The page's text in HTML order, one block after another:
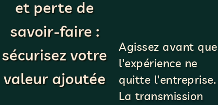
et perte de
savoir-faire :
sécurisez votre
valeur ajoutée
Agissez avant que
l'expérience ne
quitte l'entreprise.
La transmission